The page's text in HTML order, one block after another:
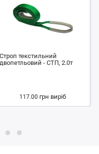
Строп текстильний
двопетльовий - СТП, 2.0т
117.00 грн виріб